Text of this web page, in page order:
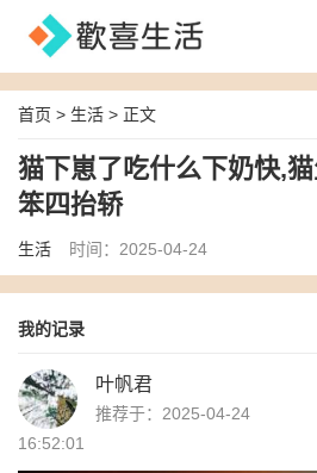
首页 > 生活 > 正文
猫下崽了吃什么下奶快,
笨四抬轿
生活 时间：2025-04-24
我的记录
叶帆君
推荐于：2025-04-24
16:52:01